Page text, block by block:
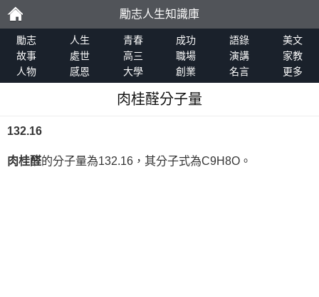
勵
志
勵志人生知識庫
勵志 人生 青春 成功 語錄
美文
故事
處世 高三 職場 演講
家教
人物
感恩 大學 創業 名言 更多
肉桂醛分子量
132.16
肉桂醛的分子量為132.16，其分子式為C9H8O。